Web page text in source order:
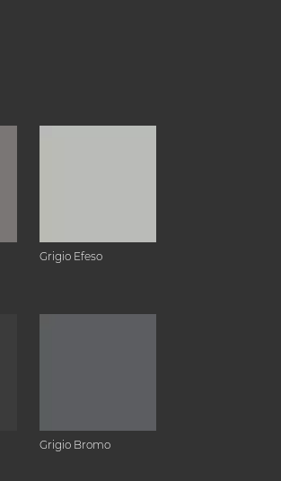
Grigio Efeso
Grigio Bromo